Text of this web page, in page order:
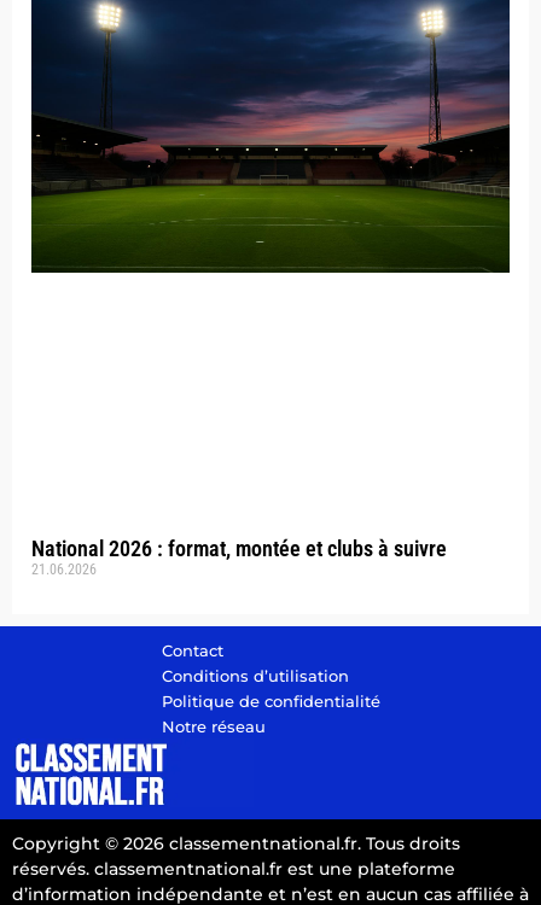
National 2026 : format, montée et clubs à suivre
21.06.2026
Contact
Conditions d’utilisation
Politique de confidentialité
Notre réseau
Copyright © 2026 classementnational.fr. Tous droits
réservés. classementnational.fr est une plateforme
d’information indépendante et n’est en aucun cas affiliée à